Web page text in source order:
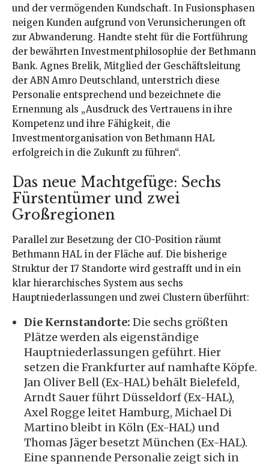
und der vermögenden Kundschaft. In Fusionsphasen
neigen Kunden aufgrund von Verunsicherungen oft
zur Abwanderung. Handte steht für die Fortführung
der bewährten Investmentphilosophie der Bethmann
Bank. Agnes Brelik, Mitglied der Geschäftsleitung
der ABN Amro Deutschland, unterstrich diese
Personalie entsprechend und bezeichnete die
Ernennung als „Ausdruck des Vertrauens in ihre
Kompetenz und ihre Fähigkeit, die
Investmentorganisation von Bethmann HAL
erfolgreich in die Zukunft zu führen“.
Das neue Machtgefüge: Sechs
Fürstentümer und zwei
Großregionen
Parallel zur Besetzung der CIO-Position räumt
Bethmann HAL in der Fläche auf. Die bisherige
Struktur der 17 Standorte wird gestrafft und in ein
klar hierarchisches System aus sechs
Hauptniederlassungen und zwei Clustern überführt:
Die Kernstandorte: Die sechs größten
Plätze werden als eigenständige
Hauptniederlassungen geführt. Hier
setzen die Frankfurter auf namhafte Köpfe.
Jan Oliver Bell (Ex-HAL) behält Bielefeld,
Arndt Sauer führt Düsseldorf (Ex-HAL),
Axel Rogge leitet Hamburg, Michael Di
Martino bleibt in Köln (Ex-HAL) und
Thomas Jäger besetzt München (Ex-HAL).
Eine spannende Personalie zeigt sich in